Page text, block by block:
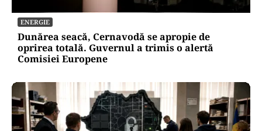
ENERGIE
Dunărea seacă, Cernavodă se apropie de
oprirea totală. Guvernul a trimis o alertă
Comisiei Europene